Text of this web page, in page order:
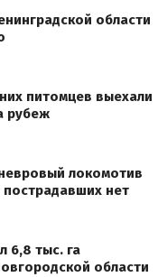
области
питомцев выехали
рубеж
локомотив
пострадавших нет
6,8 тыс. га
области